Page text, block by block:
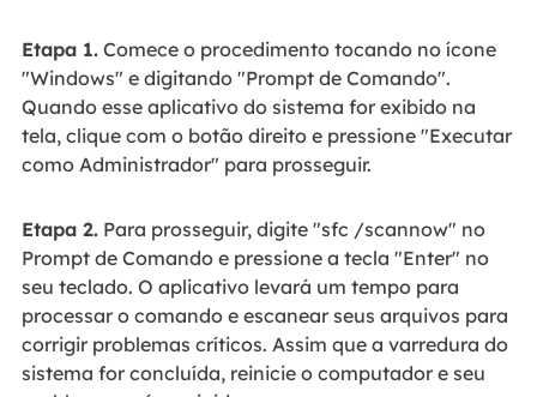
Etapa 1.Comece o procedimento tocando no ícone
"Windows" e digitando "Prompt de Comando".
Quando esse aplicativo do sistema for exibido na
tela, clique com o botão direito e pressione "Executar
como Administrador" para prosseguir.
Etapa 2.Para prosseguir, digite "sfc /scannow" no
Prompt de Comando e pressione a tecla "Enter" no
seu teclado. O aplicativo levará um tempo para
processar o comando e escanear seus arquivos para
corrigir problemas críticos. Assim que a varredura do
sistema for concluída, reinicie o computador e seu